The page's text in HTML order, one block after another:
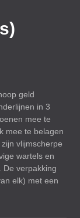
geld
in 3
mee te
mee te belagen
vlijmscherpe
wartels en
De verpakking
elk) met een